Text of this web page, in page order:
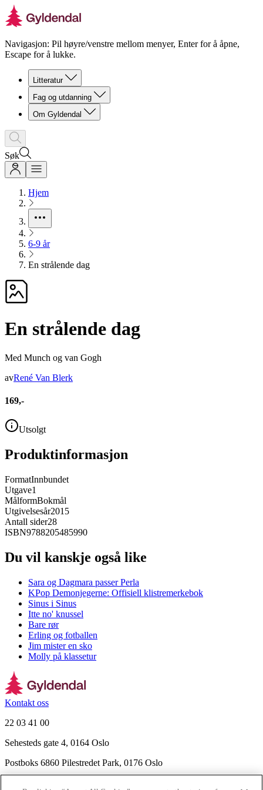
Navigasjon: Pil høyre/venstre mellom menyer, Enter for å åpne,
Escape for å lukke.
Litteratur
Fag og utdanning
Om Gyldendal
Søk
Hjem
6-9 år
En strålende dag
En strålende dag
Med Munch og van Gogh
avRené Van Blerk
169,-
Utsolgt
Produktinformasjon
FormatInnbundet
Utgave1
MålformBokmål
Utgivelsesår2015
Antall sider28
ISBN9788205485990
Du vil kanskje også like
Sara og Dagmara passer Perla
KPop Demonjegerne: Offisiell klistremerkebok
Sinus i Sinus
Itte no' knussel
Bare rør
Erling og fotballen
Jim mister en sko
Molly på klassetur
Kontakt oss
22 03 41 00
Sehesteds gate 4, 0164 Oslo
Postboks 6860 Pilestredet Park, 0176 Oslo